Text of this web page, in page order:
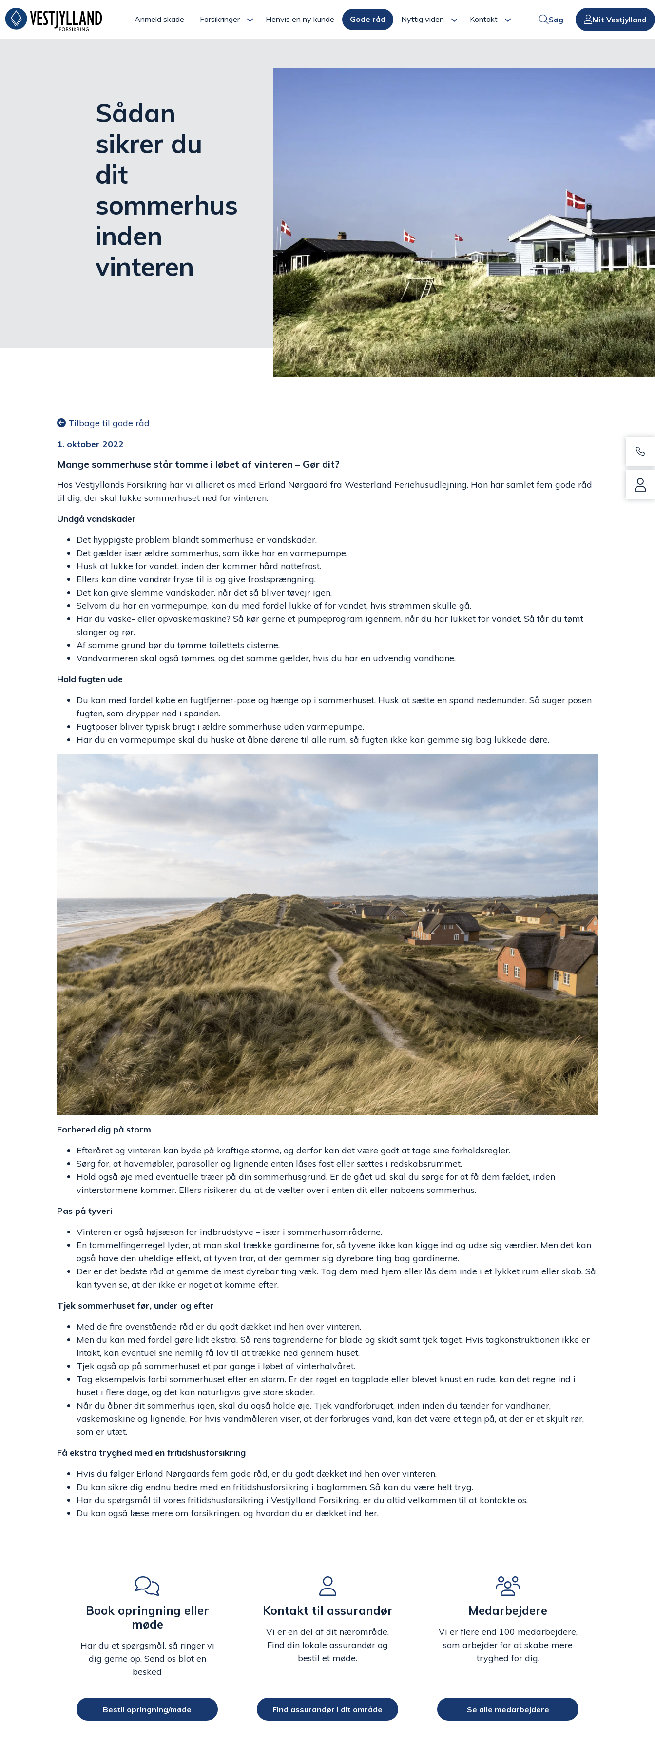
Anmeld skade Forsikringer Henvis en ny kunde Gode råd Nyttig viden Kontakt Søg Mit Vestjylland
Sådan
sikrer du
dit
sommerhus
inden
vinteren
Tilbage til gode råd
1. oktober 2022
Mange sommerhuse står tomme i løbet af vinteren – Gør dit?
Hos Vestjyllands Forsikring har vi allieret os med Erland Nørgaard fra Westerland Feriehusudlejning. Han har samlet fem gode råd
til dig, der skal lukke sommerhuset ned for vinteren.
Undgå vandskader
Det hyppigste problem blandt sommerhuse er vandskader.
Det gælder især ældre sommerhus, som ikke har en varmepumpe.
Husk at lukke for vandet, inden der kommer hård nattefrost.
Ellers kan dine vandrør fryse til is og give frostsprængning.
Det kan give slemme vandskader, når det så bliver tøvejr igen.
Selvom du har en varmepumpe, kan du med fordel lukke af for vandet, hvis strømmen skulle gå.
Har du vaske- eller opvaskemaskine? Så kør gerne et pumpeprogram igennem, når du har lukket for vandet. Så får du tømt
slanger og rør.
Af samme grund bør du tømme toilettets cisterne.
Vandvarmeren skal også tømmes, og det samme gælder, hvis du har en udvendig vandhane.
Hold fugten ude
Du kan med fordel købe en fugtfjerner-pose og hænge op i sommerhuset. Husk at sætte en spand nedenunder. Så suger posen
fugten, som drypper ned i spanden.
Fugtposer bliver typisk brugt i ældre sommerhuse uden varmepumpe.
Har du en varmepumpe skal du huske at åbne dørene til alle rum, så fugten ikke kan gemme sig bag lukkede døre.
Forbered dig på storm
Efteråret og vinteren kan byde på kraftige storme, og derfor kan det være godt at tage sine forholdsregler.
Sørg for, at havemøbler, parasoller og lignende enten låses fast eller sættes i redskabsrummet.
Hold også øje med eventuelle træer på din sommerhusgrund. Er de gået ud, skal du sørge for at få dem fældet, inden
vinterstormene kommer. Ellers risikerer du, at de vælter over i enten dit eller naboens sommerhus.
Pas på tyveri
Vinteren er også højsæson for indbrudstyve – især i sommerhusområderne.
En tommelfingerregel lyder, at man skal trække gardinerne for, så tyvene ikke kan kigge ind og udse sig værdier. Men det kan
også have den uheldige effekt, at tyven tror, at der gemmer sig dyrebare ting bag gardinerne.
Der er det bedste råd at gemme de mest dyrebar ting væk. Tag dem med hjem eller lås dem inde i et lykket rum eller skab. Så
kan tyven se, at der ikke er noget at komme efter.
Tjek sommerhuset før, under og efter
Med de fire ovenstående råd er du godt dækket ind hen over vinteren.
Men du kan med fordel gøre lidt ekstra. Så rens tagrenderne for blade og skidt samt tjek taget. Hvis tagkonstruktionen ikke er
intakt, kan eventuel sne nemlig få lov til at trække ned gennem huset.
Tjek også op på sommerhuset et par gange i løbet af vinterhalvåret.
Tag eksempelvis forbi sommerhuset efter en storm. Er der røget en tagplade eller blevet knust en rude, kan det regne ind i
huset i flere dage, og det kan naturligvis give store skader.
Når du åbner dit sommerhus igen, skal du også holde øje. Tjek vandforbruget, inden inden du tænder for vandhaner,
vaskemaskine og lignende. For hvis vandmåleren viser, at der forbruges vand, kan det være et tegn på, at der er et skjult rør,
som er utæt.
Få ekstra tryghed med en fritidshusforsikring
Hvis du følger Erland Nørgaards fem gode råd, er du godt dækket ind hen over vinteren.
Du kan sikre dig endnu bedre med en fritidshusforsikring i baglommen. Så kan du være helt tryg.
Har du spørgsmål til vores fritidshusforsikring i Vestjylland Forsikring, er du altid velkommen til at kontakte os.
Du kan også læse mere om forsikringen, og hvordan du er dækket ind her.
Book opringning eller
møde
Har du et spørgsmål, så ringer vi
dig gerne op. Send os blot en
besked
Bestil opringning/møde
Kontakt til assurandør
Vi er en del af dit nærområde.
Find din lokale assurandør og
bestil et møde.
Find assurandør i dit område
Medarbejdere
Vi er flere end 100 medarbejdere,
som arbejder for at skabe mere
tryghed for dig.
Se alle medarbejdere